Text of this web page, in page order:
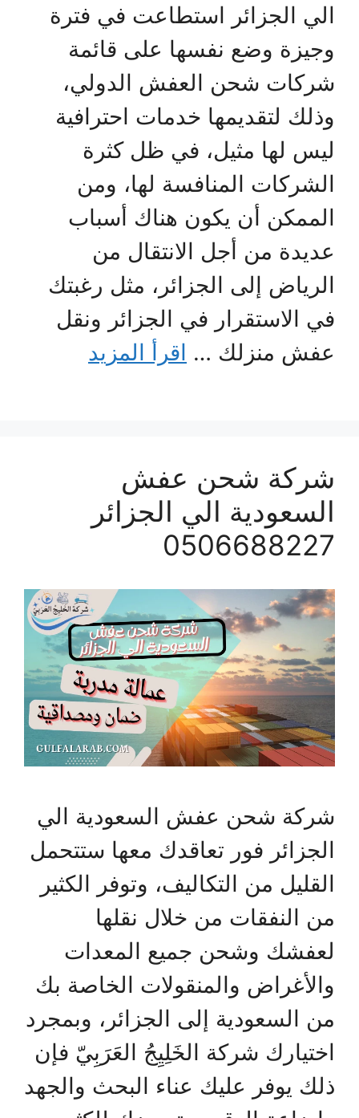
الي الجزائر استطاعت في فترة
وجيزة وضع نفسها على قائمة
شركات شحن العفش الدولي،
وذلك لتقديمها خدمات احترافية
ليس لها مثيل، في ظل كثرة
الشركات المنافسة لها، ومن
الممكن أن يكون هناك أسباب
عديدة من أجل الانتقال من
الرياض إلى الجزائر، مثل رغبتك
في الاستقرار في الجزائر ونقل
عفش منزلك … اقرأ المزيد
شركة شحن عفش
السعودية الي الجزائر
0506688227
شركة شحن عفش السعودية الي
الجزائر فور تعاقدك معها ستتحمل
القليل من التكاليف، وتوفر الكثير
من النفقات من خلال نقلها
لعفشك وشحن جميع المعدات
والأغراض والمنقولات الخاصة بك
من السعودية إلى الجزائر، وبمجرد
اختيارك شركة الخَلِيِجُ العَرَبِيّ فإن
ذلك يوفر عليك عناء البحث والجهد